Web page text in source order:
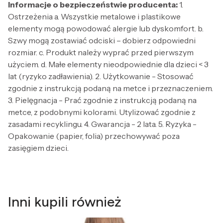
Informacje o bezpieczeństwie producenta:1.
Ostrzeżenia a. Wszystkie metalowe i plastikowe
elementy mogą powodować alergie lub dyskomfort. b.
Szwy mogą zostawiać odciski – dobierz odpowiedni
rozmiar. c. Produkt należy wyprać przed pierwszym
użyciem. d. Małe elementy nieodpowiednie dla dzieci < 3
lat (ryzyko zadławienia). 2. Użytkowanie - Stosować
zgodnie z instrukcją podaną na metce i przeznaczeniem.
3. Pielęgnacja - Prać zgodnie z instrukcją podaną na
metce, z podobnymi kolorami. Utylizować zgodnie z
zasadami recyklingu. 4. Gwarancja - 2 lata. 5. Ryzyka -
Opakowanie (papier, folia) przechowywać poza
zasięgiem dzieci.
Inni kupili również